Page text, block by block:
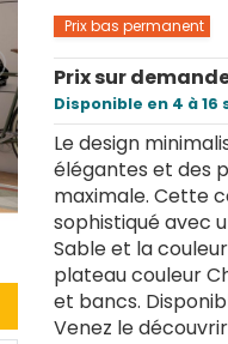
Prix bas permanent
Prix sur
Disponible en 4 à 16
Le design
élégantes et des
maximale. Cette
sophistiqué avec
Sable et la
plateau couleur
et bancs.
Venez le